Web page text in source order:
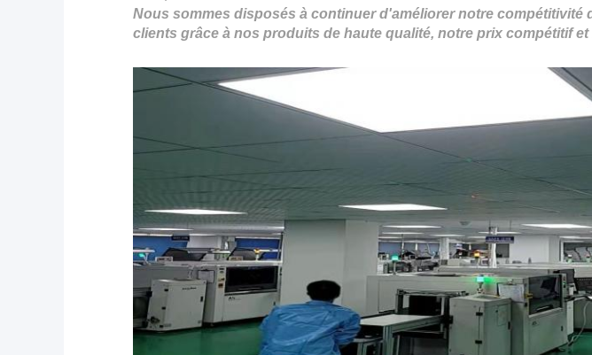
Nous sommes disposés à continuer d'améliorer notre compétitivité
clients grâce à nos produits de haute qualité, notre prix compétitif